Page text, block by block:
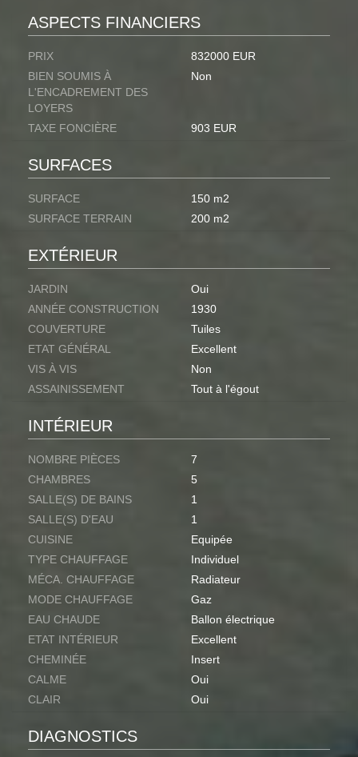
ASPECTS FINANCIERS
PRIX
832000 EUR
BIEN SOUMIS À
L'ENCADREMENT DES
LOYERS
Non
TAXE FONCIÈRE 903 EUR
SURFACES
SURFACE
150 m2
SURFACE TERRAIN
200 m2
EXTÉRIEUR
JARDIN
Oui
ANNÉE CONSTRUCTION
1930
COUVERTURE
Tuiles
ETAT GÉNÉRAL
Excellent
VIS À VIS
Non
ASSAINISSEMENT
Tout à l'égout
INTÉRIEUR
NOMBRE PIÈCES
7
CHAMBRES
5
SALLE(S) DE BAINS
1
SALLE(S) D'EAU
1
CUISINE
Equipée
TYPE CHAUFFAGE
Individuel
MÉCA. CHAUFFAGE
Radiateur
MODE CHAUFFAGE
Gaz
EAU CHAUDE
Ballon électrique
ETAT INTÉRIEUR
Excellent
CHEMINÉE
Insert
CALME
Oui
CLAIR
Oui
DIAGNOSTICS